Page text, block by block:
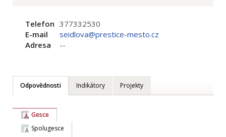
Telefon 377332530
E-mail
seidlova@prestice-mesto.cz
Adresa
--
Odpovědnosti Indikátory Projekty
Gesce
Spolugesce